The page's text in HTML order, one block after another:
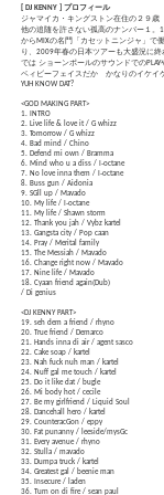
[ DJ KENNY ] プロフィール
ジャマイカ・キングストン在住の２９歳
他の追随を許さない孤高のナンバー１。
からMIXの名門「カセットニンジャ」で
り、2009年春の日本ツアーも大盛況に終
では ショーンポールのサウンドでの
ベィビーフェイスだか かなりのイケイ
YUH KNOW DAT?
<GOD MAKING PART>
1. INTRO
2. Live life & love it / G whizz
3. Tomorrow / G whizz
4. Bad mind / Chino
5. Defend mi own / Bramma
6. Mind who u a diss / I‐octane
7. No love inna them / I‐octane
8. Buss gun / Aidonia
9. SGll up / Mavado
10. My life / I‐octane
11. My life / Shawn storm
12. Thank you jah / Vybz kartel
13. Gangsta city / Pop caan
14. Pray / Merital family
15. The Messiah / Mavado
16. Change right now / Mavado
17. Nine life / Mavado
18. Cyaan friend again(Dub)
/ Di genius
<DJ KENNY PART>
19. seh dem a friend / rhyno
20. True friend / Demarco
21. Hands inna di air / agent sasco
22. Cake soap / kartel
23. Nah fuck nuh man / kartel
24. Nuff gal me touch / kartel
25. Do it like dat / bugle
26. Mi body hot / cecile
27. Be my girlfriend / Liquid Soul
28. Dancehall hero / kartel
29. CounteracGon / eppy
30. Fat punanny / leeside/mysGc
31. Every avenue / rhyno
32. Stulla / mavado
33. Dumpa truck / kartel
34. Greatest gal / beenie man
35. Insecure / laden
36. Turn on di fire / sean paul